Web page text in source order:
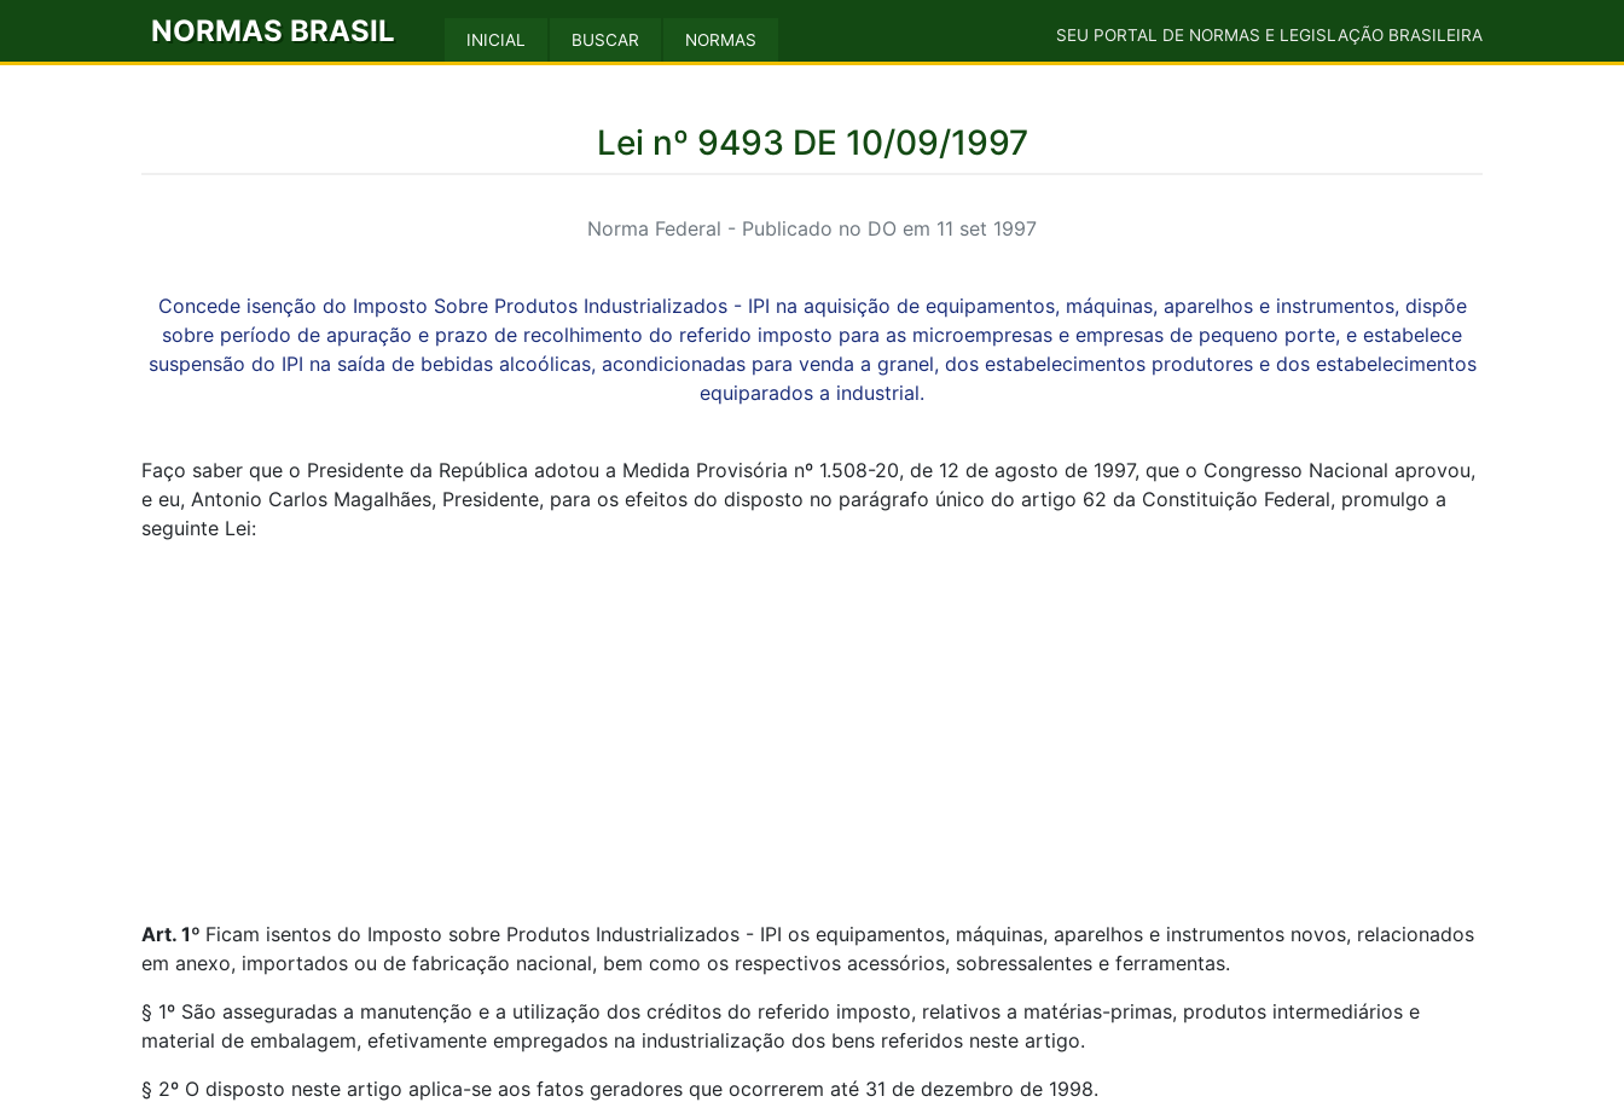
NORMAS BRASIL INICIAL BUSCAR NORMAS SEU PORTAL DE NORMAS E LEGISLAÇÃO BRASILEIRA
Lei nº 9493 DE 10/09/1997
Norma Federal - Publicado no DO em 11 set 1997
Concede isenção do Imposto Sobre Produtos Industrializados - IPI na aquisição de equipamentos, máquinas, aparelhos e instrumentos, dispõe
sobre período de apuração e prazo de recolhimento do referido imposto para as microempresas e empresas de pequeno porte, e estabelece
suspensão do IPI na saída de bebidas alcoólicas, acondicionadas para venda a granel, dos estabelecimentos produtores e dos estabelecimentos
equiparados a industrial.
Faço saber que o Presidente da República adotou a Medida Provisória nº 1.508-20, de 12 de agosto de 1997, que o Congresso Nacional aprovou,
e eu, Antonio Carlos Magalhães, Presidente, para os efeitos do disposto no parágrafo único do artigo 62 da Constituição Federal, promulgo a
seguinte Lei:
Art. 1º Ficam isentos do Imposto sobre Produtos Industrializados - IPI os equipamentos, máquinas, aparelhos e instrumentos novos, relacionados
em anexo, importados ou de fabricação nacional, bem como os respectivos acessórios, sobressalentes e ferramentas.
§ 1º São asseguradas a manutenção e a utilização dos créditos do referido imposto, relativos a matérias-primas, produtos intermediários e
material de embalagem, efetivamente empregados na industrialização dos bens referidos neste artigo.
§ 2º O disposto neste artigo aplica-se aos fatos geradores que ocorrerem até 31 de dezembro de 1998.